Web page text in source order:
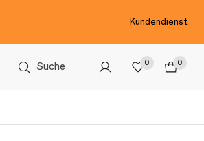
Kundendienst
Suche 0 0